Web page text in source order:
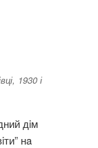
1930 і
дiм
нa